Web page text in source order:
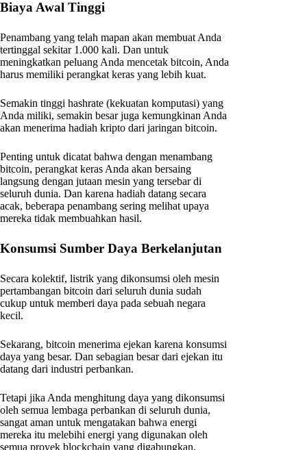
Biaya Awal Tinggi
Penambang yang telah mapan akan membuat Anda
tertinggal sekitar 1.000 kali. Dan untuk
meningkatkan peluang Anda mencetak bitcoin, Anda
harus memiliki perangkat keras yang lebih kuat.
Semakin tinggi hashrate (kekuatan komputasi) yang
Anda miliki, semakin besar juga kemungkinan Anda
akan menerima hadiah kripto dari jaringan bitcoin.
Penting untuk dicatat bahwa dengan menambang
bitcoin, perangkat keras Anda akan bersaing
langsung dengan jutaan mesin yang tersebar di
seluruh dunia. Dan karena hadiah datang secara
acak, beberapa penambang sering melihat upaya
mereka tidak membuahkan hasil.
Konsumsi Sumber Daya Berkelanjutan
Secara kolektif, listrik yang dikonsumsi oleh mesin
pertambangan bitcoin dari seluruh dunia sudah
cukup untuk memberi daya pada sebuah negara
kecil.
Sekarang, bitcoin menerima ejekan karena konsumsi
daya yang besar. Dan sebagian besar dari ejekan itu
datang dari industri perbankan.
Tetapi jika Anda menghitung daya yang dikonsumsi
oleh semua lembaga perbankan di seluruh dunia,
sangat aman untuk mengatakan bahwa energi
mereka itu melebihi energi yang digunakan oleh
semua proyek blockchain yang digabungkan.